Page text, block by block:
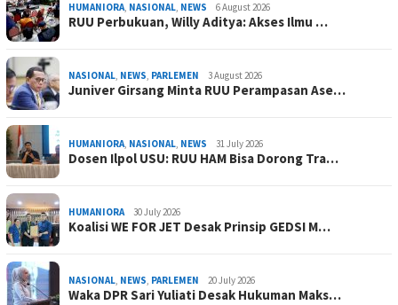
HUMANIORA, NASIONAL, NEWS 6 August 2026
RUU Perbukuan, Willy Aditya: Akses Ilmu …
NASIONAL, NEWS, PARLEMEN 3 August 2026
Juniver Girsang Minta RUU Perampasan Ase…
HUMANIORA, NASIONAL, NEWS 31 July 2026
Dosen Ilpol USU: RUU HAM Bisa Dorong Tra…
HUMANIORA 30 July 2026
Koalisi WE FOR JET Desak Prinsip GEDSI M…
NASIONAL, NEWS, PARLEMEN 20 July 2026
Waka DPR Sari Yuliati Desak Hukuman Maks…